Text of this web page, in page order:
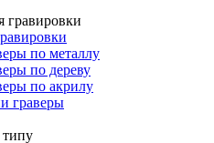
по металлу
по дереву
по акрилу
граверы